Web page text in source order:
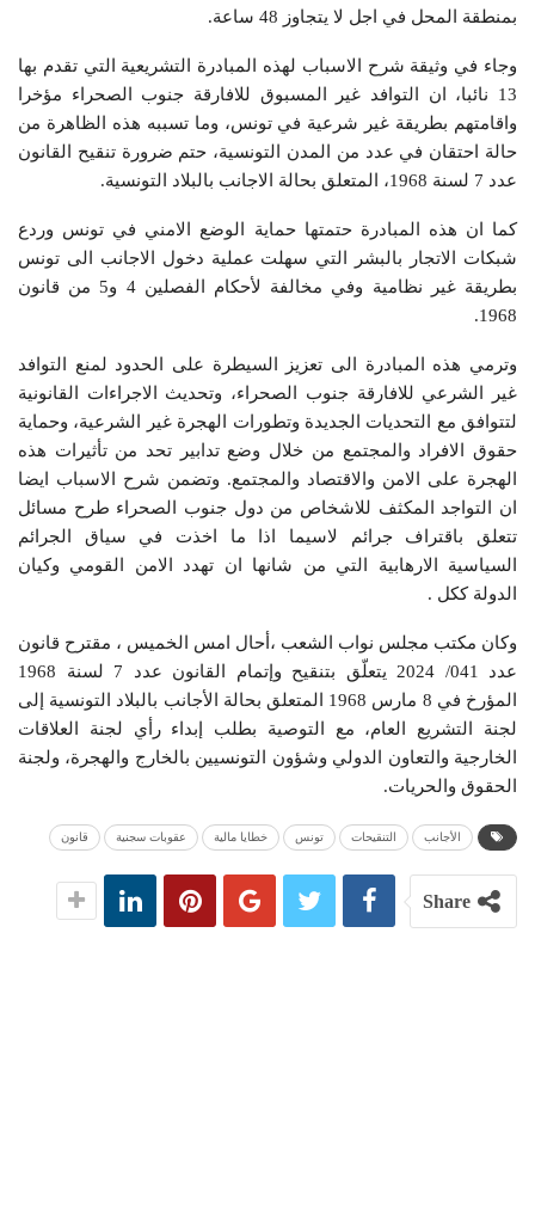
بمنطقة المحل في اجل لا يتجاوز 48 ساعة.
وجاء في وثيقة شرح الاسباب لهذه المبادرة التشريعية التي تقدم بها
13 نائبا، ان التوافد غير المسبوق للافارقة جنوب الصحراء مؤخرا
واقامتهم بطريقة غير شرعية في تونس، وما تسببه هذه الظاهرة من
حالة احتقان في عدد من المدن التونسية، حتم ضرورة تنقيح القانون
عدد 7 لسنة 1968، المتعلق بحالة الاجانب بالبلاد التونسية.
كما ان هذه المبادرة حتمتها حماية الوضع الامني في تونس وردع
شبكات الاتجار بالبشر التي سهلت عملية دخول الاجانب الى تونس
بطريقة غير نظامية وفي مخالفة لأحكام الفصلين 4 و5 من قانون
1968.
وترمي هذه المبادرة الى تعزيز السيطرة على الحدود لمنع التوافد
غير الشرعي للافارقة جنوب الصحراء، وتحديث الاجراءات القانونية
لتتوافق مع التحديات الجديدة وتطورات الهجرة غير الشرعية، وحماية
حقوق الافراد والمجتمع من خلال وضع تدابير تحد من تأثيرات هذه
الهجرة على الامن والاقتصاد والمجتمع. وتضمن شرح الاسباب ايضا
ان التواجد المكثف للاشخاص من دول جنوب الصحراء طرح مسائل
تتعلق باقتراف جرائم لاسيما اذا ما اخذت في سياق الجرائم
السياسية الارهابية التي من شانها ان تهدد الامن القومي وكيان
الدولة ككل .
وكان مكتب مجلس نواب الشعب ،أحال امس الخميس ، مقترح قانون
عدد 041/ 2024 يتعلّق بتنقيح وإتمام القانون عدد 7 لسنة 1968
المؤرخ في 8 مارس 1968 المتعلق بحالة الأجانب بالبلاد التونسية إلى
لجنة التشريع العام، مع التوصية بطلب إبداء رأي لجنة العلاقات
الخارجية والتعاون الدولي وشؤون التونسيين بالخارج والهجرة، ولجنة
الحقوق والحريات.
الأجانب التنقيحات تونس خطايا مالية عقوبات سجنية قانون
Share